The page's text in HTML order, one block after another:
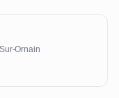
Ornain